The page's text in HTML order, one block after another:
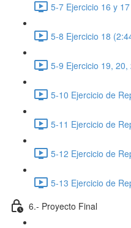
5-7 Ejercicio 16 y
5-8 Ejercicio 18
5-9 Ejercicio 19,
5-10 Ejercicio de
5-11 Ejercicio de
5-12 Ejercicio de
5-13 Ejercicio de
6.- Proyecto Final